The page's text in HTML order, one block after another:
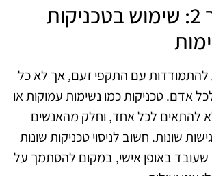
טעות מספר 2: שימוש בטכניקות
להתמודדות עם התקפי זעם, אך לא כל
אדם. טכניקות כמו נשימות עמוקות או
להתאים לכל אחד, וחלק מהאנשים
שונות. חשוב לניסוי טכניקות שונות
באופן אישי, במקום להסתמך על